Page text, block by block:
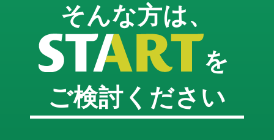
そんな方は、
を
ご検討ください